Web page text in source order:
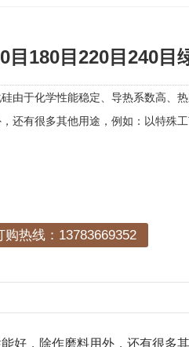
目180目220目240目
由于化学性能稳定、导热系数高、
，还有很多其他用途，例如：以特殊
购热线：13783669352
好，除作磨料用外，还有很多